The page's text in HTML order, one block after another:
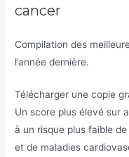
cancer
Compilation des
l’année dernière.
Télécharger une copie
Un score plus élevé sur
à un risque plus faible
et de maladies